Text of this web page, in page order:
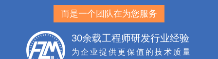
而是一个团队在为您服务
30余载工程师研发行业经验
为企业提供更保值的技术质量